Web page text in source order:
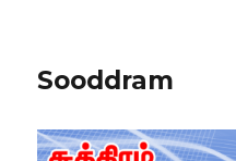
Sooddram